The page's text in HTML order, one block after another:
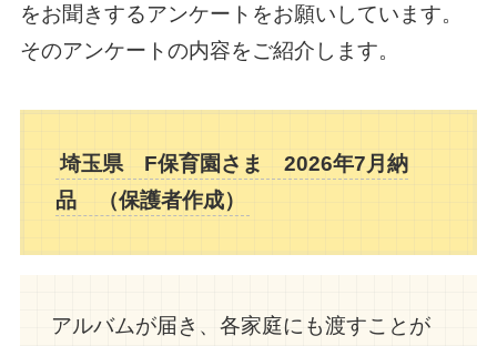
をお聞きするアンケートをお願いしています。
そのアンケートの内容をご紹介します。
埼玉県 F保育園さま 2026年7月納
品 （保護者作成）
アルバムが届き、各家庭にも渡すことが